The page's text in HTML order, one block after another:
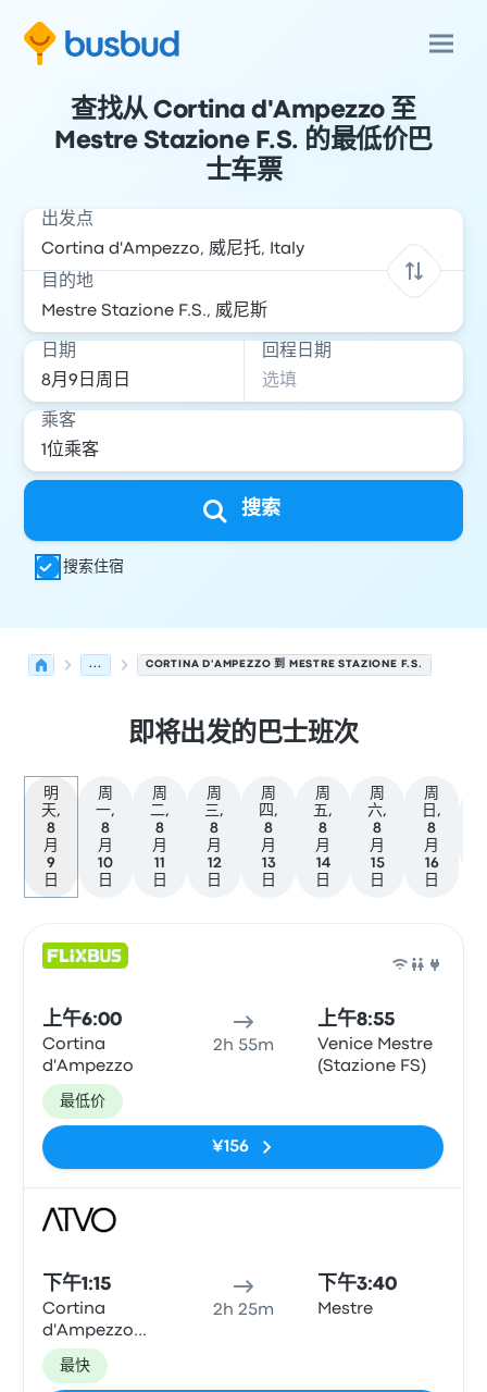
查找从 Cortina d'Ampezzo 至
Mestre Stazione F.S. 的最低价巴
士车票
出发点
目的地
日期 回程日期
乘客
搜索
搜索住宿
... CORTINA D'AMPEZZO 到 MESTRE STAZIONE F.S.
即将出发的巴士班次
明
天,
8
月
9
日
周
一,
8
月
10
日
周
二,
8
月
11
日
周
三,
8
月
12
日
周
四,
8
月
13
日
周
五,
8
月
14
日
周
六,
8
月
15
日
周
日,
8
月
16
日
上午6:00
Cortina
d'Ampezzo
2h 55m
上午8:55
Venice Mestre
(Stazione FS)
最低价
¥156
下午1:15
Cortina
d'Ampezzo
Piazza Roma
2h 25m
下午3:40
Mestre
最快